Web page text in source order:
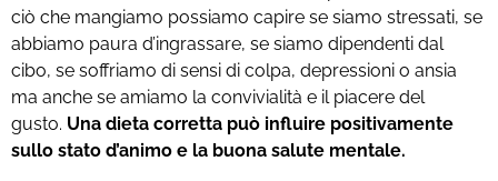
ciò che mangiamo possiamo capire se siamo stressati, se
abbiamo paura d’ingrassare, se siamo dipendenti dal
cibo, se soffriamo di sensi di colpa, depressioni o ansia
ma anche se amiamo la convivialità e il piacere del
gusto. Una dieta corretta può influire positivamente
sullo stato d’animo e la buona salute mentale.